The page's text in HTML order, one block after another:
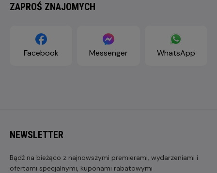
ZAPROŚ ZNAJOMYCH
Facebook Messenger WhatsApp
NEWSLETTER
Bądź na bieżąco z najnowszymi premierami, wydarzeniami i
ofertami specjalnymi, kuponami rabatowymi